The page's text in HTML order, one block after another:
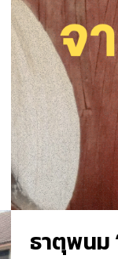
ธาตุพนม